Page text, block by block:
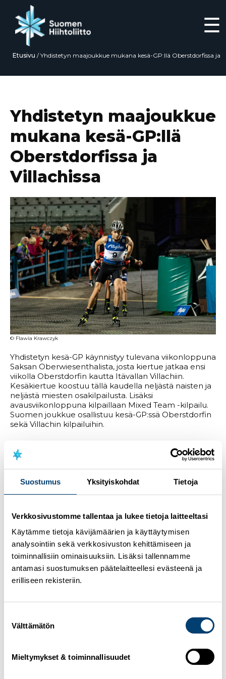
Suostumus Yksityiskohdat Tietoja
Verkkosivustomme tallentaa ja lukee tietoja laitteeltasi
Käytämme tietoja kävijämäärien ja käyttäytymisen
analysointiin sekä verkkosivuston kehittämiseen ja
toiminnallisiin ominaisuuksiin. Lisäksi tallennamme
antamasi suostumuksen päätelaitteellesi evästeenä ja
erilliseen rekisteriin.
valinta
Välttämätön
Mieltymykset & toiminnallisuudet
☰
Etusivu /Yhdistetyn maajoukkue mukana kesä-GP:llä Oberstdorfissa ja
Yhdistetyn maajoukkue
mukana kesä-GP:llä
Oberstdorfissa ja
Villachissa
© Flawia Krawczyk
Yhdistetyn kesä-GP käynnistyy tulevana viikonloppuna
Saksan Oberwiesenthalista, josta kiertue jatkaa ensi
viikolla Oberstdorfin kautta Itävallan Villachiin.
Kesäkiertue koostuu tällä kaudella neljästä naisten ja
neljästä miesten osakilpailusta. Lisäksi
avausviikonloppuna kilpaillaan Mixed Team -kilpailu.
Suomen joukkue osallistuu kesä-GP:ssä Oberstdorfin
sekä Villachin kilpailuihin.
Yhdistetty
Oberwiesenthal, Saksa 25.-27.8.2023
(ei suomalaisia
mukana)
Villach, Itävalta 1.-3.9.2023
Naiset
Minja Korhonen ja Heta Hirvonen
Miehet
Ilkka Herola, Eero Hirvonen, Arttu Mäkiaho, Otto
Niittykoski, Jesse Pääkkönen ja Perttu Reponen
Hiihtoliiton viestintätiimi hoitaa yhdistetyn kesä-GP:n
Syys-lokakuussa Hiihtoliiton viestintä on
sopeuttamistoimenpiteiden takia lomautettuna. Tänä